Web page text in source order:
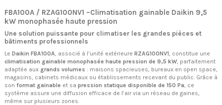
FBA100A / RZAG100NV1 –Climatisation gainable Daikin 9,5
kW monophasée haute pression
Une solution puissante pour climatiser les grandes pièces et
bâtiments professionnels
Le Daikin FBA100A, associé à l’unité extérieure RZAG100NV1, constitue une
climatisation gainable monophasée haute pression de 9,5 kW, parfaitement
adaptée aux grands volumes : maisons spacieuses, bureaux en open space,
magasins, cabinets médicaux ou établissements recevant du public. Grâce à
son format gainable et sa pression statique disponible de 150 Pa, ce
système assure une diffusion efficace de l’air via un réseau de gaines,
même sur plusieurs zones.